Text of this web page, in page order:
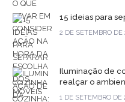
15 ideias para
2 DE SETEMBRO DE
Iluminação de
realçar o
1 DE SETEMBRO DE